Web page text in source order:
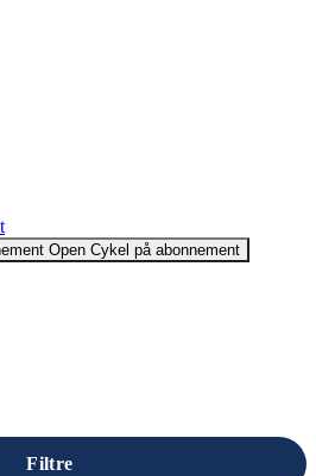
Open Cykel på abonnement
Filtre